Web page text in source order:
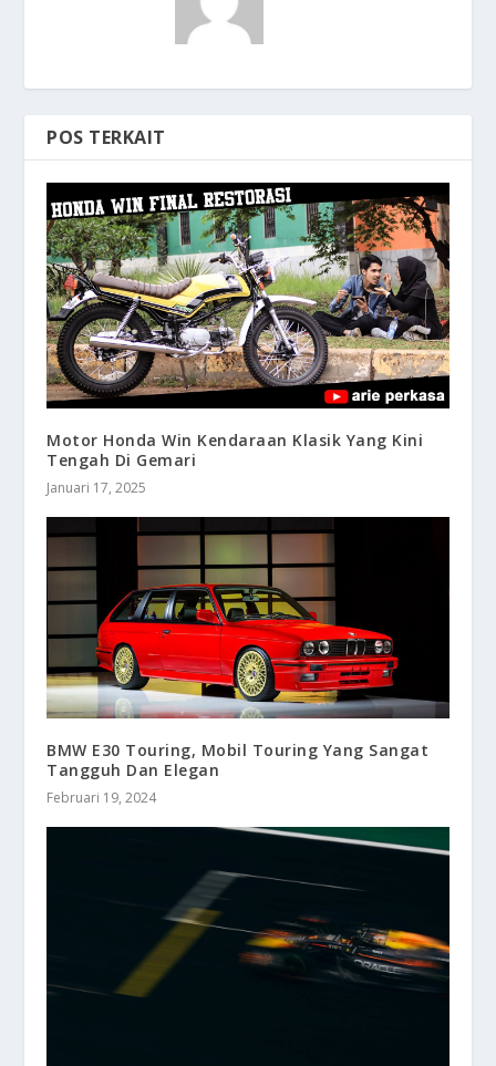
POS TERKAIT
Motor Honda Win Kendaraan Klasik Yang Kini
Tengah Di Gemari
Januari 17, 2025
BMW E30 Touring, Mobil Touring Yang Sangat
Tangguh Dan Elegan
Februari 19, 2024